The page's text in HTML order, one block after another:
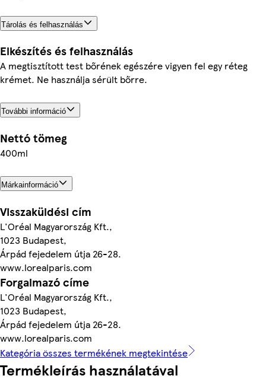
Tárolás és felhasználás
Elkészítés és felhasználás
A megtisztított test bőrének egészére vigyen fel egy réteg
krémet. Ne használja sérült bőrre.
További információ
Nettó tömeg
400ml
Márkainformáció
Visszaküldési cím
L'Oréal Magyarország Kft.,
1023 Budapest,
Árpád fejedelem útja 26-28.
www.lorealparis.com
Forgalmazó címe
L'Oréal Magyarország Kft.,
1023 Budapest,
Árpád fejedelem útja 26-28.
www.lorealparis.com
Kategória összes termékének megtekintése
Termékleírás használatával